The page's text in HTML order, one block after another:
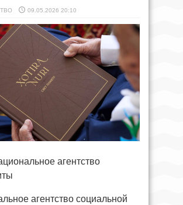
09.05.2026 20:10
агентство
агентство социальной